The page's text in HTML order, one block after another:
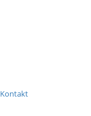
Kontakt